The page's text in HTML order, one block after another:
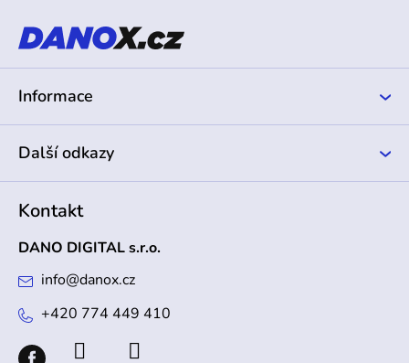
t
Informace
Další odkazy
Kontakt
DANO DIGITAL s.r.o.
info@danox.cz
+420 774 449 410